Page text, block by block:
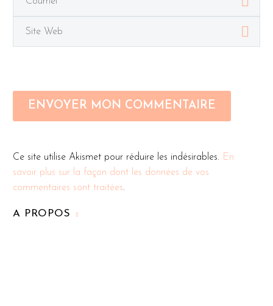
ENVOYER MON COMMENTAIRE
Ce site utilise Akismet pour réduire les indésirables. En
savoir plus sur la façon dont les données de vos
commentaires sont traitées.
A PROPOS